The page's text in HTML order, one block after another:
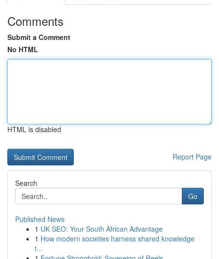
Comments
Submit a Comment
No HTML
HTML is disabled
Report Page
Search
Go
Published News
1 UK SEO: Your South African Advantage
1 How modern societies harness shared knowledge
t...